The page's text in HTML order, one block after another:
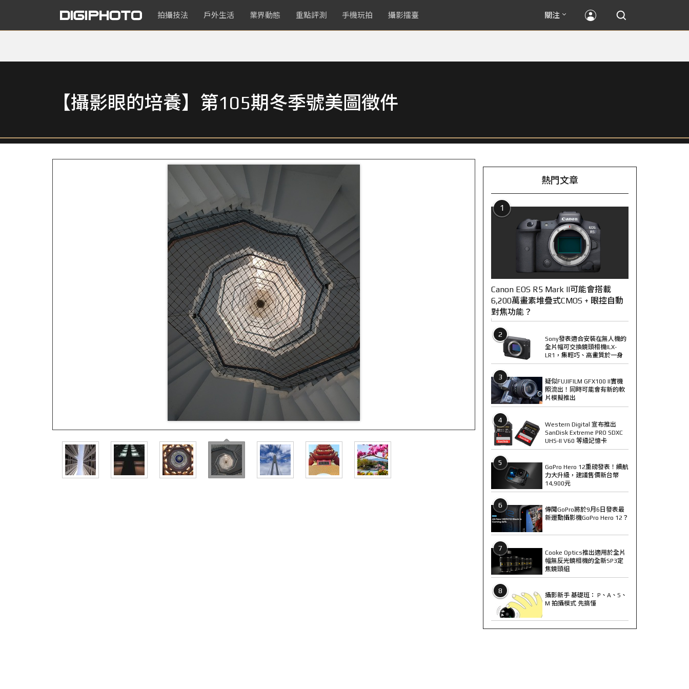
拍攝技法 戶外生活 業界動態 重點評測 手機玩拍 攝影擂臺 關注
【攝影眼的培養】第105期冬季號美圖徵件
熱門文章
1
Canon EOS R5 Mark II可能會搭載
6,200萬畫素堆疊式CMOS + 眼控自動
對焦功能？
2
Sony發表適合安裝在無人機的
全片幅可交換鏡頭相機ILX-
LR1，集輕巧、高畫質於一身
3
疑似FUJIFILM GFX100 II實機
照流出！同時可能會有新的軟
片模擬推出
4
Western Digital 宣布推出
SanDisk Extreme PRO SDXC
UHS-II V60 等級記憶卡
5
GoPro Hero 12重磅發表！續航
力大升級，建議售價新台幣
14,900元
6
傳聞GoPro將於9月6日發表最
新運動攝影機GoPro Hero 12？
7
Cooke Optics推出適用於全片
幅無反光鏡相機的全新SP3定
焦鏡頭組
8
攝影新手 基礎班： P、A、S、
M 拍攝模式 先搞懂